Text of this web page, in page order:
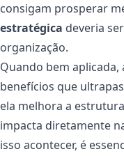
consigam prosperar
estratégica deveria
organização.
Quando bem aplicada,
benefícios que
ela melhora a
impacta diretamente
isso acontecer, é